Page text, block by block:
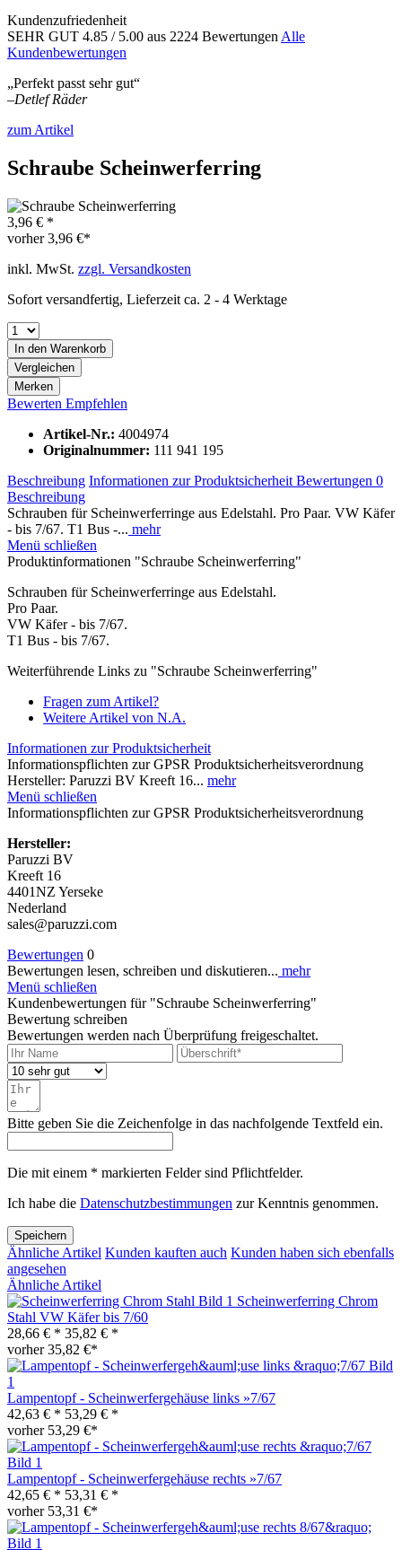
Kundenzufriedenheit
SEHR GUT 4.85 / 5.00 aus 2224 Bewertungen Alle
Kundenbewertungen
„Perfekt passt sehr gut“
–Detlef Räder
zum Artikel
Schraube Scheinwerferring
3,96 € *
vorher3,96 €*
inkl. MwSt. zzgl. Versandkosten
Sofort versandfertig, Lieferzeit ca. 2 - 4 Werktage
In den Warenkorb
Vergleichen
Merken
Bewerten Empfehlen
Artikel-Nr.: 4004974
Originalnummer: 111 941 195
Beschreibung Informationen zur Produktsicherheit Bewertungen 0
Beschreibung
Schrauben für Scheinwerferringe aus Edelstahl. Pro Paar. VW Käfer
- bis 7/67. T1 Bus -... mehr
Menü schließen
Produktinformationen "Schraube Scheinwerferring"
Schrauben für Scheinwerferringe aus Edelstahl.
Pro Paar.
VW Käfer - bis 7/67.
T1 Bus - bis 7/67.
Weiterführende Links zu "Schraube Scheinwerferring"
Fragen zum Artikel?
Weitere Artikel von N.A.
Informationen zur Produktsicherheit
Informationspflichten zur GPSR Produktsicherheitsverordnung
Hersteller: Paruzzi BV Kreeft 16... mehr
Menü schließen
Informationspflichten zur GPSR Produktsicherheitsverordnung
Hersteller:
Paruzzi BV
Kreeft 16
4401NZ Yerseke
Nederland
sales@paruzzi.com
Bewertungen 0
Bewertungen lesen, schreiben und diskutieren... mehr
Menü schließen
Kundenbewertungen für "Schraube Scheinwerferring"
Bewertung schreiben
Bewertungen werden nach Überprüfung freigeschaltet.
Bitte geben Sie die Zeichenfolge in das nachfolgende Textfeld ein.
Die mit einem * markierten Felder sind Pflichtfelder.
Ich habe die Datenschutzbestimmungen zur Kenntnis genommen.
Speichern
Ähnliche Artikel Kunden kauften auch Kunden haben sich ebenfalls
angesehen
Ähnliche Artikel
Scheinwerferring Chrom
Stahl VW Käfer bis 7/60
28,66 € * 35,82 € *
vorher 35,82 €*
Lampentopf - Scheinwerfergehäuse links »7/67
42,63 € * 53,29 € *
vorher 53,29 €*
Lampentopf - Scheinwerfergehäuse rechts »7/67
42,65 € * 53,31 € *
vorher 53,31 €*